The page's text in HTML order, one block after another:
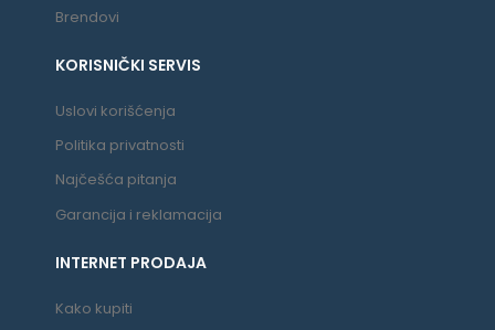
Brendovi
KORISNIČKI SERVIS
Uslovi korišćenja
Politika privatnosti
Najčešća pitanja
Garancija i reklamacija
INTERNET PRODAJA
Kako kupiti